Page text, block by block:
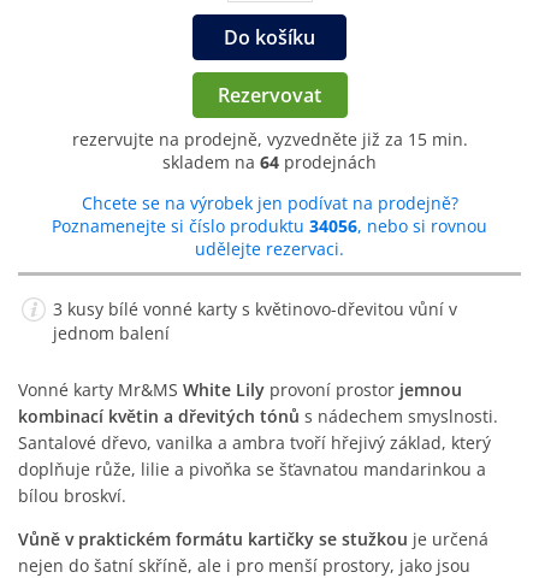
Do košíku
Rezervovat
rezervujte na prodejně, vyzvedněte již za 15 min.
skladem na 64 prodejnách
Chcete se na výrobek jen podívat na prodejně?
Poznamenejte si číslo produktu 34056, nebo si rovnou
udělejte rezervaci.
3 kusy bílé vonné karty s květinovo-dřevitou vůní v
jednom balení
Vonné karty Mr&MS White Lily provoní prostor jemnou
kombinací květin a dřevitých tónů s nádechem smyslnosti.
Santalové dřevo, vanilka a ambra tvoří hřejivý základ, který
doplňuje růže, lilie a pivoňka se šťavnatou mandarinkou a
bílou broskví.
Vůně v praktickém formátu kartičky se stužkou je určená
nejen do šatní skříně, ale i pro menší prostory, jako jsou